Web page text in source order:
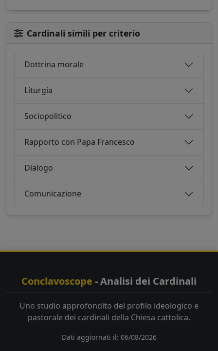
Cardinali simili per criterio
Dottrina morale
Liturgia
Sociopolitico
Rapporto con Papa Francesco
Dialogo
Comunicazione
Conclavoscope - Analisi dei Cardinali
Uno studio approfondito del profilo ideologico e
pastorale dei cardinali della Chiesa cattolica.
Dati aggiornati il: 06/08/2026